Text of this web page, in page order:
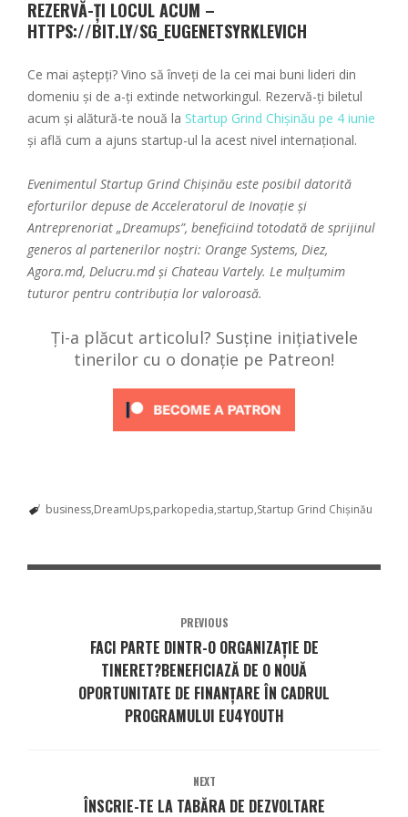
REZERVĂ-ȚI LOCUL ACUM –
HTTPS://BIT.LY/SG_EUGENETSYRKLEVICH
Ce mai aștepți? Vino să înveți de la cei mai buni lideri din
domeniu și de a-ți extinde networkingul. Rezervă-ți biletul
acum și alătură-te nouă la Startup Grind Chișinău pe 4 iunie
și află cum a ajuns startup-ul la acest nivel internațional.
Evenimentul Startup Grind Chișinău este posibil datorită
eforturilor depuse de Acceleratorul de Inovație și
Antreprenoriat „Dreamups”, beneficiind totodată de sprijinul
generos al partenerilor noștri: Orange Systems, Diez,
Agora.md, Delucru.md și Chateau Vartely. Le mulțumim
tuturor pentru contribuția lor valoroasă.
Ți-a plăcut articolul? Susține inițiativele
tinerilor cu o donație pe Patreon!
business DreamUps parkopedia startup Startup Grind Chișinău
PREVIOUS
FACI PARTE DINTR-O ORGANIZAȚIE DE
TINERET?BENEFICIAZĂ DE O NOUĂ
OPORTUNITATE DE FINANȚARE ÎN CADRUL
PROGRAMULUI EU4YOUTH
NEXT
ÎNSCRIE-TE LA TABĂRA DE DEZVOLTARE